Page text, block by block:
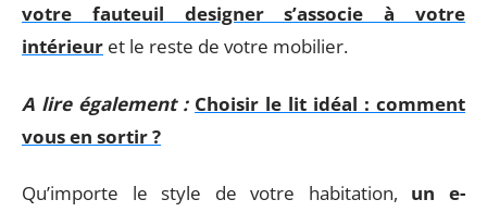
votre fauteuil designer s’associe à votre
intérieur et le reste de votre mobilier.
A lire également : Choisir le lit idéal : comment
vous en sortir ?
Qu’importe le style de votre habitation, un e-